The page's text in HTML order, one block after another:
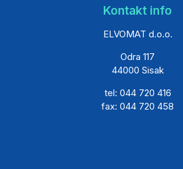
Kontakt info
ELVOMAT d.o.o.
Odra 117
44000 Sisak
tel: 044 720 416
fax: 044 720 458